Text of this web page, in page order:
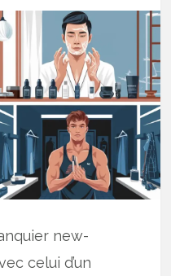
new-
celui d’un